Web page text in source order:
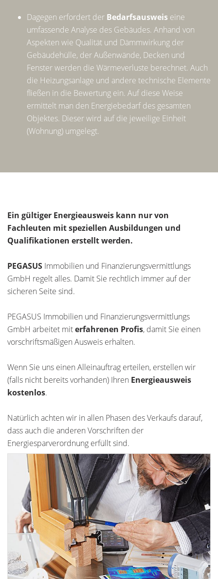
Dagegen erfordert der Bedarfsausweis eine
umfassende Analyse des Gebäudes. Anhand von
Aspekten wie Qualität und Dämmwirkung der
Gebäudehülle, der Außenwände, Decken und
Fenster werden die Wärmeverluste berechnet. Auch
die Heizungsanlage und andere technische Elemente
fließen in die Bewertung ein. Auf diese Weise
ermittelt man den Energiebedarf des gesamten
Objektes. Dieser wird auf die jeweilige Einheit
(Wohnung) umgelegt.
Ein gültiger Energieausweis kann nur von
Fachleuten mit speziellen Ausbildungen und
Qualifikationen erstellt werden.
PEGASUS Immobilien und Finanzierungsvermittlungs
GmbH regelt alles. Damit Sie rechtlich immer auf der
sicheren Seite sind.
PEGASUS Immobilien und Finanzierungsvermittlungs
GmbH arbeitet miterfahrenen Profis, damit Sie einen
vorschriftsmäßigen Ausweis erhalten.
Wenn Sie uns einen Alleinauftrag erteilen, erstellen wir
(falls nicht bereits vorhanden) Ihren Energieausweis
kostenlos.
Natürlich achten wir in allen Phasen des Verkaufs darauf,
dass auch die anderen Vorschriften der
Energiesparverordnung erfüllt sind.